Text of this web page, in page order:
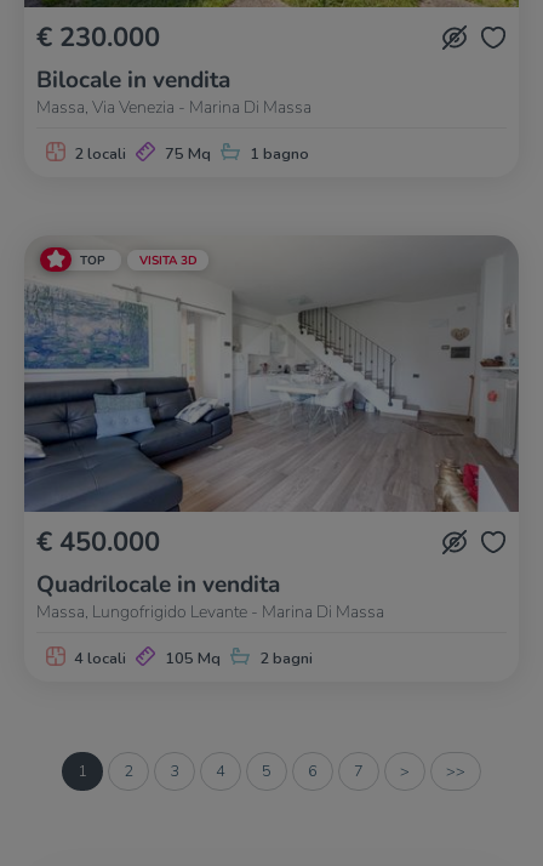
€ 230.000
Bilocale in vendita
Massa, Via Venezia - Marina Di Massa
2 locali 75 Mq 1 bagno
TOP VISITA 3D
€ 450.000
Quadrilocale in vendita
Massa, Lungofrigido Levante - Marina Di Massa
4 locali 105 Mq 2 bagni
1 2 3 4 5 6 7 > >>